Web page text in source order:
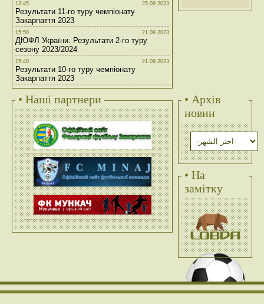
13:45 25.09.2023
Результати 11-го туру чемпіонату
Закарпаття 2023
15:50 21.09.2023
ДЮФЛ України. Результати 2-го туру
сезону 2023/2024
15:40 21.09.2023
Результати 10-го туру чемпіонату
Закарпаття 2023
• Наші партнери
• Архів
новин
• На
замітку